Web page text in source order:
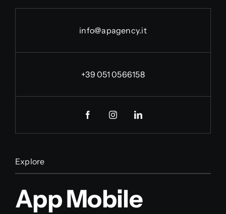
info@apagency.it
+39 051 0566158
Explore
App Mobile